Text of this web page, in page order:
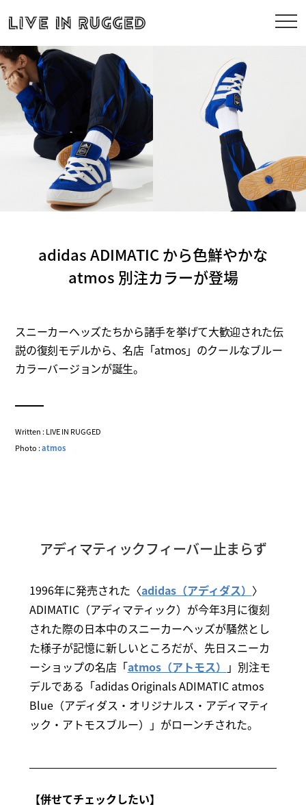
adidas ADIMATIC から色鮮やかな
atmos 別注カラーが登場
スニーカーヘッズたちから諸手を挙げて大歓迎された伝
説の復刻モデルから、名店「atmos」のクールなブルー
カラーバージョンが誕生。
Written : LIVE IN RUGGED
Photo :atmos
アディマティックフィーバー止まらず
1996年に発売された〈adidas（アディダス） 〉
ADIMATIC（アディマティック）が今年3月に復刻
された際の日本中のスニーカーヘッズが騒然とし
た様子が記憶に新しいところだが、先日スニーカ
ーショップの名店「atmos（アトモス） 」別注モ
デルである「adidas Originals ADIMATIC atmos
Blue（アディダス・オリジナルス・アディマティ
ック・アトモスブルー）」がローンチされた。
【併せてチェックしたい】